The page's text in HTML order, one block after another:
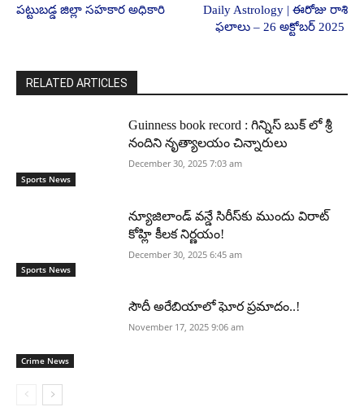
పట్టుబడ్డ జిల్లా సహకార అధికారి
Daily Astrology | ఈరోజు రాశి
ఫలాలు – 26 అక్టోబర్ 2025
RELATED ARTICLES
Sports News
Guinness book record : గిన్నిస్ బుక్ లో శ్రీ
నందిని నృత్యాలయం చిన్నారులు
December 30, 2025 7:03 am
Sports News
న్యూజిలాండ్ వన్డే సిరీస్‌కు ముందు విరాట్
కోహ్లి కీలక నిర్ణయం!
December 30, 2025 6:45 am
Crime News
సౌదీ అరేబియాలో ఘోర ప్రమాదం..!
November 17, 2025 9:06 am